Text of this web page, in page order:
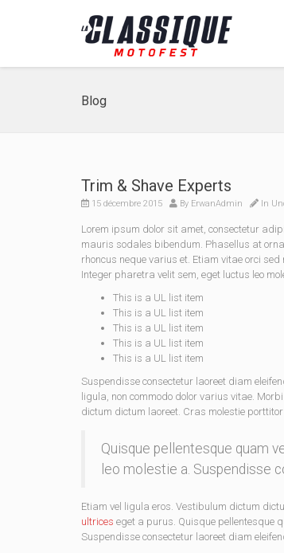
Blog
Trim & Shave Experts
15 décembre 2015 By ErwanAdmin In
Lorem ipsum dolor sit amet, consectetur
mauris sodales bibendum. Phasellus at
rhoncus neque varius et. Etiam vitae orci
Integer pharetra velit sem, eget luctus leo
This is a UL list item
This is a UL list item
This is a UL list item
This is a UL list item
This is a UL list item
Suspendisse consectetur laoreet diam
ligula, non commodo dolor varius vitae.
dictum dictum laoreet. Cras molestie
Quisque pellentesque quam
leo molestie a. Suspendisse
Etiam vel ligula eros. Vestibulum dictum
ultrices eget a purus. Quisque pellentesque
Suspendisse consectetur laoreet diam